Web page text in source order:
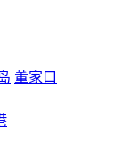
董家口